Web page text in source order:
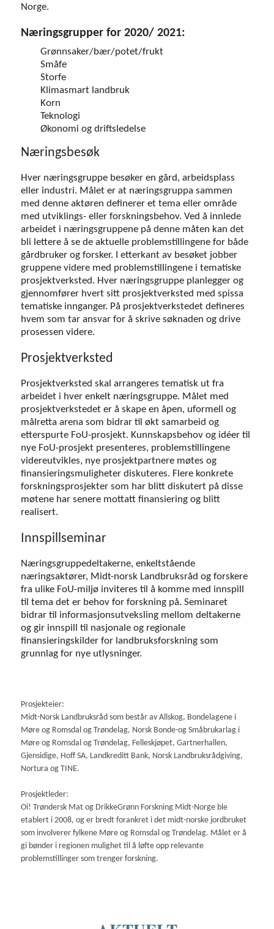
Norge.
Næringsgrupper for 2020/ 2021:
Grønnsaker/bær/potet/frukt
Småfe
Storfe
Klimasmart landbruk
Korn
Teknologi
Økonomi og driftsledelse
Næringsbesøk
Hver næringsgruppe besøker en gård, arbeidsplass
eller industri. Målet er at næringsgruppa sammen
med denne aktøren definerer et tema eller område
med utviklings- eller forskningsbehov. Ved å innlede
arbeidet i næringsgruppene på denne måten kan det
bli lettere å se de aktuelle problemstillingene for både
gårdbruker og forsker. I etterkant av besøket jobber
gruppene videre med problemstillingene i tematiske
prosjektverksted. Hver næringsgruppe planlegger og
gjennomfører hvert sitt prosjektverksted med spissa
tematiske innganger. På prosjektverkstedet defineres
hvem som tar ansvar for å skrive søknaden og drive
prosessen videre.
Prosjektverksted
Prosjektverksted skal arrangeres tematisk ut fra
arbeidet i hver enkelt næringsgruppe. Målet med
prosjektverkstedet er å skape en åpen, uformell og
målretta arena som bidrar til økt samarbeid og
etterspurte FoU-prosjekt. Kunnskapsbehov og idéer til
nye FoU-prosjekt presenteres, problemstillingene
videreutvikles, nye prosjektpartnere møtes og
finansieringsmuligheter diskuteres. Flere konkrete
forskningsprosjekter som har blitt diskutert på disse
møtene har senere mottatt finansiering og blitt
realisert.
Innspillseminar
Næringsgruppedeltakerne, enkeltstående
næringsaktører, Midt-norsk Landbruksråd og forskere
fra ulike FoU-miljø inviteres til å komme med innspill
til tema det er behov for forskning på. Seminaret
bidrar til informasjonsutveksling mellom deltakerne
og gir innspill til nasjonale og regionale
finansieringskilder for landbruksforskning som
grunnlag for nye utlysninger.
Prosjekteier:
Midt-Norsk Landbruksråd som består av Allskog, Bondelagene i
Møre og Romsdal og Trøndelag, Norsk Bonde-og Småbrukarlag i
Møre og Romsdal og Trøndelag, Felleskjøpet, Gartnerhallen,
Gjensidige, Hoff SA, Landkreditt Bank, Norsk Landbruksrådgiving,
Nortura og TINE.
Prosjektleder:
Oi! Trøndersk Mat og DrikkeGrønn Forskning Midt-Norge ble
etablert i 2008, og er bredt forankret i det midt-norske jordbruket
som involverer fylkene Møre og Romsdal og Trøndelag. Målet er å
gi bønder i regionen mulighet til å løfte opp relevante
problemstillinger som trenger forskning.